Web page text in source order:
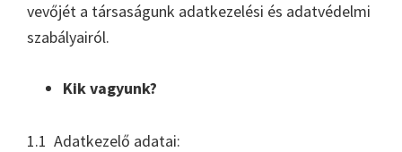
vevőjét a társaságunk adatkezelési és adatvédelmi
szabályairól.
Kik vagyunk?
1.1 Adatkezelő adatai: